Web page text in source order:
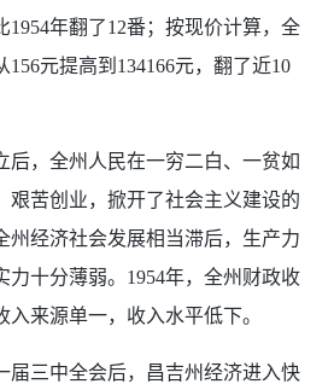
1954年翻了12番；按现价计算，全
元提高到134166元，翻了近10
，全州人民在一穷二白、一贫如
艰苦创业，掀开了社会主义建设的
州经济社会发展相当滞后，生产力
力十分薄弱。1954年，全州财政收
入来源单一，收入水平低下。
三中全会后，昌吉州经济进入快